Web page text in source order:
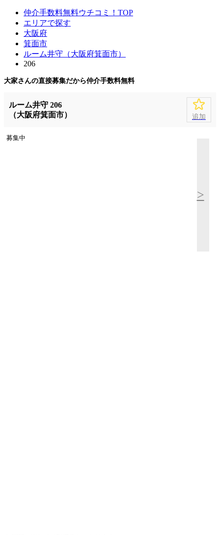
仲介手数料無料ウチコミ！TOP
エリアで探す
大阪府
箕面市
ルーム井守（大阪府箕面市）
206
大家さんの直接募集だから仲介手数料無料
ルーム井守 206
（大阪府箕面市）
追加
募集中
>